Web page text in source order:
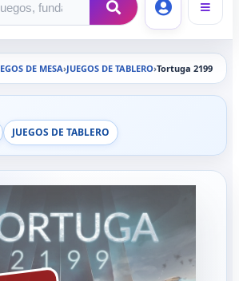
DE MESA›JUEGOS DE TABLERO›Tortuga 2199
JUEGOS DE TABLERO